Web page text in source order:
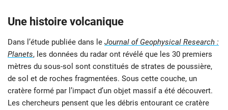
Une histoire volcanique
Dans l’étude publiée dans le Journal of Geophysical Research :
Planets, les données du radar ont révélé que les 30 premiers
mètres du sous-sol sont constitués de strates de poussière,
de sol et de roches fragmentées. Sous cette couche, un
cratère formé par l’impact d’un objet massif a été découvert.
Les chercheurs pensent que les débris entourant ce cratère